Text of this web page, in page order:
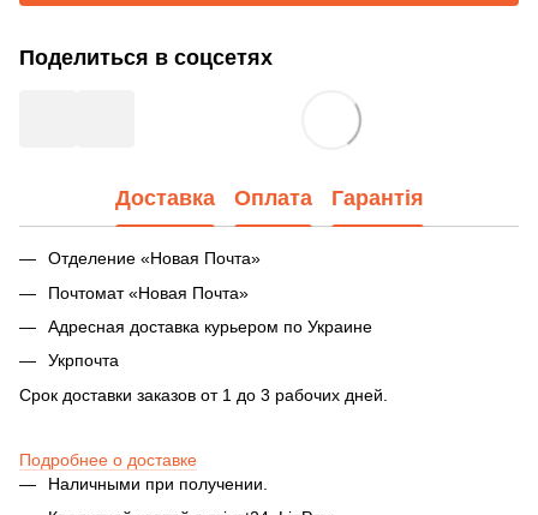
Поделиться в соцсетях
Доставка Оплата Гарантія
Отделение «Новая Почта»
Почтомат «Новая Почта»
Адресная доставка курьером по Украине
Укрпочта
Срок доставки заказов от 1 до 3 рабочих дней.
Подробнее о доставке
Наличными при получении.